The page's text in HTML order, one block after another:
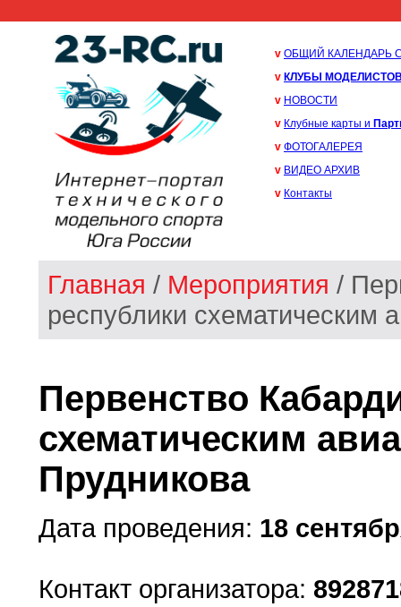
v ОБЩИЙ КАЛЕНДАРЬ
v КЛУБЫ
v НОВОСТИ
v Клубные карты и
v ФОТОГАЛЕРЕЯ
v ВИДЕО АРХИВ
v Контакты
Главная / Мероприятия /
республики
Первенство
схематическим
Прудникова
Дата проведения: 18
Контакт организатора: